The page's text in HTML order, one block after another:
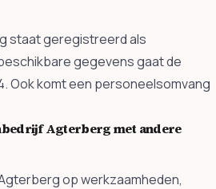
staat geregistreerd als
gegevens gaat de
Ook komt een personeelsomvang
Agterberg met andere
op werkzaamheden,